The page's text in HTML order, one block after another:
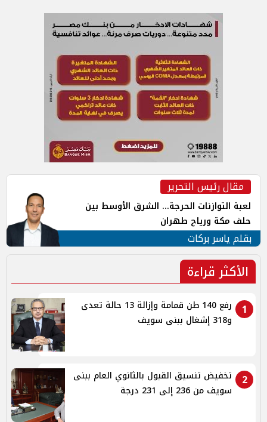
مقال رئيس التحرير
لعبة التوازنات الحرجة... الشرق الأوسط بين
حلف مكة ورياح طهران
بقلم ياسر بركات
الأكثر قراءة
1
رفع 140 طن قمامة وإزالة 13 حالة تعدى
و318 إشغال ببنى سويف
2
تخفيض تنسيق القبول بالثانوي العام ببنى
سويف من 236 إلى 231 درجة